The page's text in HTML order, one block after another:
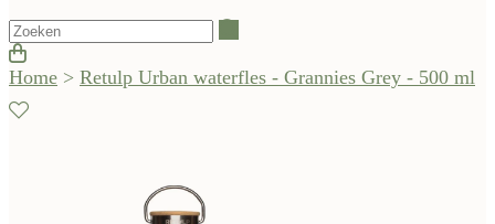
Home > Retulp Urban waterfles - Grannies Grey - 500 ml